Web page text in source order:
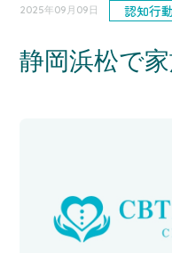
2025年09月09日 認知行
静岡浜松で